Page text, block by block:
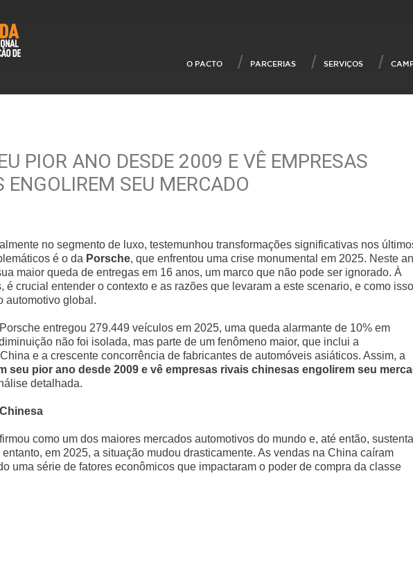
O PACTO PARCERIAS SERVIÇOS
PIOR ANO DESDE 2009 E VÊ EMPRESAS
ENGOLIREM SEU MERCADO
no segmento de luxo, testemunhou transformações significativas nos
é o da Porsche, que enfrentou uma crise monumental em 2025. Neste
maior queda de entregas em 16 anos, um marco que não pode ser ignorado. À
é crucial entender o contexto e as razões que levaram a este scenario, e como isso
automotivo global.
entregou 279.449 veículos em 2025, uma queda alarmante de 10% em
não foi isolada, mas parte de um fenômeno maior, que inclui a
e a crescente concorrência de fabricantes de automóveis asiáticos. Assim, a
seu pior ano desde 2009 e vê empresas rivais chinesas engolirem seu
detalhada.
como um dos maiores mercados automotivos do mundo e, até então,
em 2025, a situação mudou drasticamente. As vendas na China caíram
uma série de fatores econômicos que impactaram o poder de compra da classe